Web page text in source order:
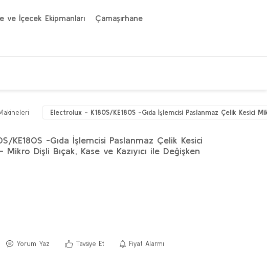
ve İçecek Ekipmanları Çamaşırhane
Electrolux - K180S/KE180S -Gıda İşlemcisi Paslanmaz Çelik Kesici
KE180S -Gıda İşlemcisi Paslanmaz Çelik Kesici
Dişli Bıçak, Kase ve Kazıyıcı ile Değişken
Yorum Yaz Tavsiye Et Fiyat Alarmı